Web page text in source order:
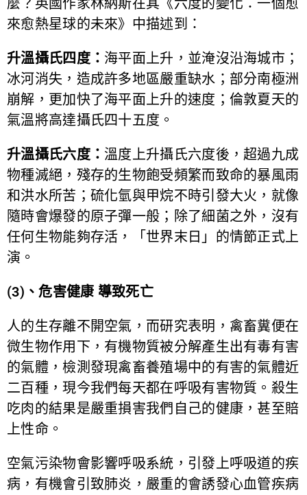
麼？英國作家林納斯在其《六度的變化：一個愈
來愈熱星球的未來》中描述到：
升溫攝氏四度： 海平面上升，並淹沒沿海城市；
冰河消失，造成許多地區嚴重缺水；部分南極洲
崩解，更加快了海平面上升的速度；倫敦夏天的
氣溫將高達攝氏四十五度。
升溫攝氏六度： 溫度上升攝氏六度後，超過九成
物種滅絕，殘存的生物飽受頻繁而致命的暴風雨
和洪水所苦；硫化氫與甲烷不時引發大火，就像
隨時會爆發的原子彈一般；除了細菌之外，沒有
任何生物能夠存活，「世界末日」的情節正式上
演。
(3)、危害健康 導致死亡
人的生存離不開空氣，而研究表明，禽畜糞便在
微生物作用下，有機物質被分解產生出有毒有害
的氣體，檢測發現禽畜養殖場中的有害的氣體近
二百種，現今我們每天都在呼吸有害物質。殺生
吃肉的結果是嚴重損害我們自己的健康，甚至賠
上性命。
空氣污染物會影響呼吸系統，引發上呼吸道的疾
病，有機會引致肺炎，嚴重的會誘發心血管疾病